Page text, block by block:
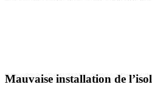
Mauvaise installation de